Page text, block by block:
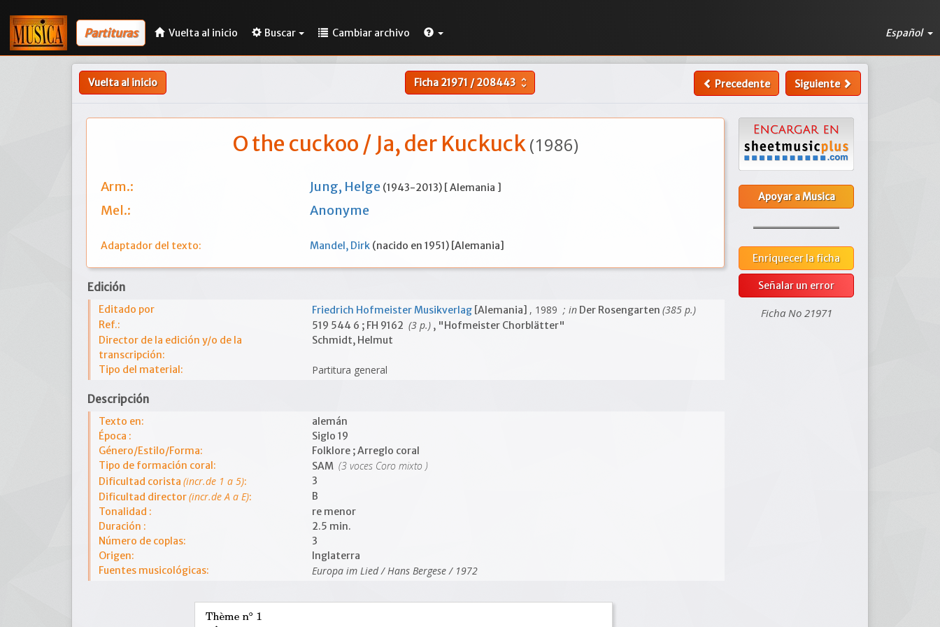
Partituras Vuelta al inicio Buscar Cambiar archivo Español
Vuelta al inicio Ficha21971/208443 unfold_more Precedente Siguiente
O the cuckoo / Ja, der Kuckuck(1986)
Arm.: Jung, Helge (1943-2013) [ Alemania ]
Mel.: Anonyme
Adaptador del texto: Mandel, Dirk (nacido en 1951) [Alemania]
Edición
Editado por Friedrich Hofmeister Musikverlag [Alemania] , 1989 ; in Der Rosengarten(385 p.)
Ref.: 519 544 6 ; FH 9162 (3 p.) , "Hofmeister Chorblätter"
Director de la edición y/o de la
transcripción:
Schmidt, Helmut
Tipo del material: Partitura general
Descripción
Texto en:
alemán
Época :
Siglo 19
Género/Estilo/Forma:
Folklore ; Arreglo coral
Tipo de formación coral:
SAM (3 voces Coro mixto )
Dificultad corista (incr.de 1 a 5):
3
Dificultad director(incr.de A a E):
B
Tonalidad :
re menor
Duración :
2.5 min.
Número de coplas:
3
Origen:
Inglaterra
Fuentes musicológicas:
Europa im Lied / Hans Bergese / 1972
Apoyar a Musica
Enriquecer la ficha
Señalar un error
Ficha No 21971